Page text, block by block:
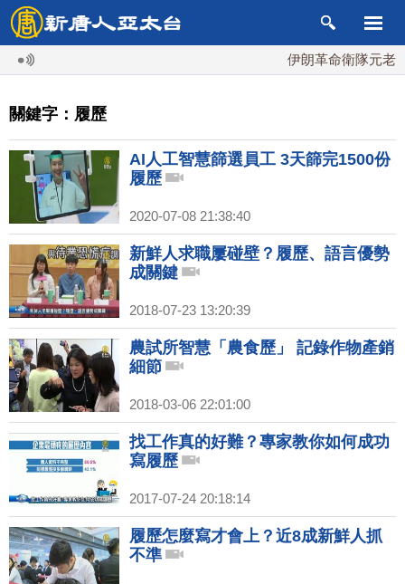
伊朗革命衛隊元老掌
關鍵字：履歷
AI人工智慧篩選員工 3天篩完1500份
履歷
2020-07-08 21:38:40
新鮮人求職屢碰壁？履歷、語言優勢
成關鍵
2018-07-23 13:20:39
農試所智慧「農食歷」 記錄作物產銷
細節
2018-03-06 22:01:00
找工作真的好難？專家教你如何成功
寫履歷
2017-07-24 20:18:14
履歷怎麼寫才會上？近8成新鮮人抓
不準